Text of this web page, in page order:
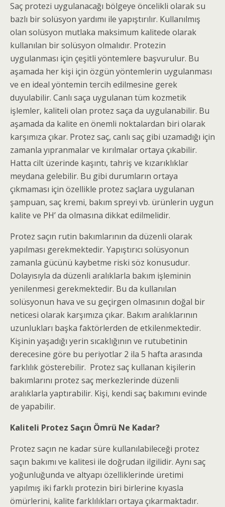
Saç protezi uygulanacağı bölgeye öncelikli olarak su
bazlı bir solüsyon yardımı ile yapıştırılır. Kullanılmış
olan solüsyon mutlaka maksimum kalitede olarak
kullanılan bir solüsyon olmalıdır. Protezin
uygulanması için çeşitli yöntemlere başvurulur. Bu
aşamada her kişi için özgün yöntemlerin uygulanması
ve en ideal yöntemin tercih edilmesine gerek
duyulabilir. Canlı saça uygulanan tüm kozmetik
işlemler, kaliteli olan protez saça da uygulanabilir. Bu
aşamada da kalite en önemli noktalardan biri olarak
karşımıza çıkar. Protez saç, canlı saç gibi uzamadığı için
zamanla yıpranmalar ve kırılmalar ortaya çıkabilir.
Hatta cilt üzerinde kaşıntı, tahriş ve kızarıklıklar
meydana gelebilir. Bu gibi durumların ortaya
çıkmaması için özellikle protez saçlara uygulanan
şampuan, saç kremi, bakım spreyi vb. ürünlerin uygun
kalite ve PH’ da olmasına dikkat edilmelidir.
Protez saçın rutin bakımlarının da düzenli olarak
yapılması gerekmektedir. Yapıştırıcı solüsyonun
zamanla gücünü kaybetme riski söz konusudur.
Dolayısıyla da düzenli aralıklarla bakım işleminin
yenilenmesi gerekmektedir. Bu da kullanılan
solüsyonun hava ve su geçirgen olmasının doğal bir
neticesi olarak karşımıza çıkar. Bakım aralıklarının
uzunlukları başka faktörlerden de etkilenmektedir.
Kişinin yaşadığı yerin sıcaklığının ve rutubetinin
derecesine göre bu periyotlar 2 ila 5 hafta arasında
farklılık gösterebilir. Protez saç kullanan kişilerin
bakımlarını protez saç merkezlerinde düzenli
aralıklarla yaptırabilir. Kişi, kendi saç bakımını evinde
de yapabilir.
Kaliteli Protez Saçın Ömrü Ne Kadar?
Protez saçın ne kadar süre kullanılabileceği protez
saçın bakımı ve kalitesi ile doğrudan ilgilidir. Aynı saç
yoğunluğunda ve altyapı özelliklerinde üretimi
yapılmış iki farklı protezin biri birlerine kıyasla
ömürlerini, kalite farklılıkları ortaya çıkarmaktadır.